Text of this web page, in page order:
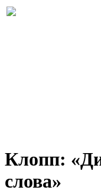
Клопп:
слова»